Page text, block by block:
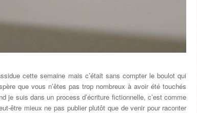
cette semaine mais c’était sans compter le boulot qui
que vous n’êtes pas trop nombreux à avoir été touchés
je suis dans un process d’écriture fictionnelle, c’est comme
être mieux ne pas publier plutôt que de venir pour raconter